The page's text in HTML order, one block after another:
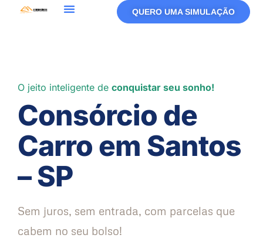
QUERO UMA SIMULAÇÃO
O jeito inteligente de conquistar seu sonho!
Consórcio de
Carro em Santos
– SP
Sem juros, sem entrada, com parcelas que
cabem no seu bolso!